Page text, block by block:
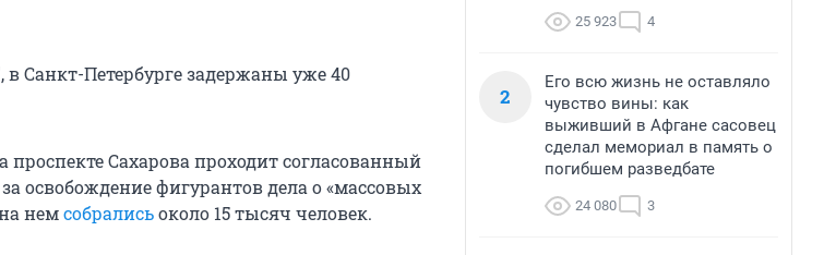
Санкт-Петербурге задержаны уже 40
проспекте Сахарова проходит согласованный
освобождение фигурантов дела о «массовых
немсобралисьоколо 15 тысяч человек.
25 923 4
2
Его всю жизнь не оставляло
чувство вины: как
выживший в Афгане сасовец
сделал мемориал в память о
погибшем разведбате
24 080 3